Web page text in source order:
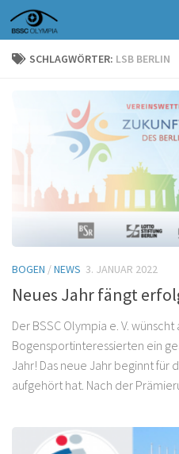
Zum Inhalt springen
SCHLAGWÖRTER: LSB BERLIN
BOGEN /NEWS 3. JANUAR 2022
Neues Jahr fängt
Der BSSC Olympia e. V.
Bogensportinteressierten ein
Jahr! Das neue Jahr beginnt für
aufgehört hat. Nach der